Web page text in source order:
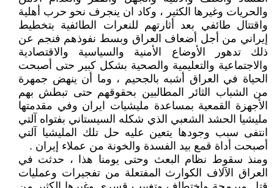
والحريات وغيرها الكثير ، وكاد ان ينجرف نحو حرب أهلية
واقتتال طائفي بعد أثارتهم للنعرات الطائفية بتخطيط
إيراني من أجل أضعاف العراق وبسط نفوذهم فنجم عن
ذلك تدهور الأوضاع الأمنية والسياسية والاقتصادية
والاجتماعية والتعليمية والصحية بشكل كبير حتى أصبحت
الحياة في العراق أشبه بالجحيم ، وما أن ينهض جمهرة
من الشباب الثائر المطالبين بحقوقهم حتى تبطش بهم
الأجهزة القمعية بمساعدة مليشيات ايران وفي مقدمتها
مليشيا الحشد الشعبي الذي شكله السيستاني بفتواه آلتي
انتفى سبب وجودها يتعين عليه حل تلك المليشيا آلتي
أصبحت أداة قمع بيد الفسدة والخونة من عملاء إيران .
ومنذ سقوط نظام البعث وحتى يومنا هذا ، حدثت في
العراق الآلاف الكوارث المفتعلة من تفجيرات وعمليات